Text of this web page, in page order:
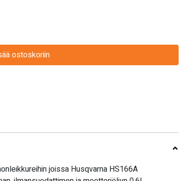
ostoskoriin
joissa Husqvarna HS166A